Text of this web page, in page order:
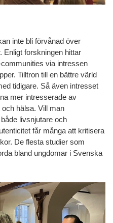
inte bli förvånad över
Enligt forskningen hittar
via intressen
Tilltron till en bättre värld
tidigare. Så även intresset
mer intresserade av
hälsa. Vill man
livsnjutare och
får många att kritisera
De flesta studier som
bland ungdomar i Svenska